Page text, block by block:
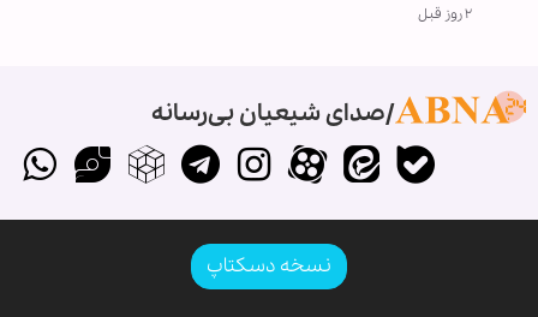
۲ روز قبل
صدای شیعیان بی‌رسانه
نسخه دسکتاپ